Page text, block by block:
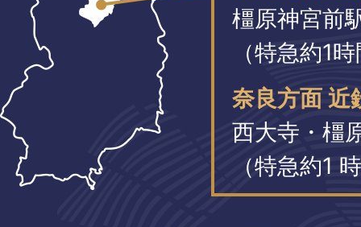
橿原神宮前
（特急約1
奈良方面 近
西大寺・橿
（特急約1